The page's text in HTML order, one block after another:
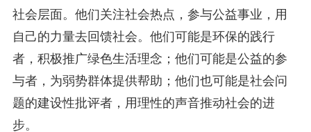
社会层面。他们关注社会热点，参与公益事业，用
自己的力量去回馈社会。他们可能是环保的践行
者，积极推广绿色生活理念；他们可能是公益的参
与者，为弱势群体提供帮助；他们也可能是社会问
题的建设性批评者，用理性的声音推动社会的进
步。